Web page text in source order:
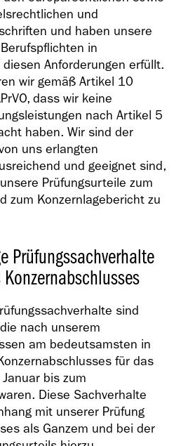
und
und haben unsere
in
Anforderungen erfüllt.
wir gemäß Artikel 10
dass wir keine
nach Artikel 5
haben. Wir sind der
uns erlangten
und geeignet sind,
Prüfungsurteile zum
zum Konzernlagebericht zu
Prüfungssachverhalte
sind
nach unserem
am bedeutsamsten in
für das
bis zum
Diese Sachverhalte
mit unserer Prüfung
als Ganzem und bei der